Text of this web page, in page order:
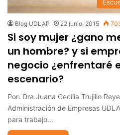
Blog UDLAP 22 junio, 2015
Si soy mujer ¿gano
un hombre? y si
negocio ¿enfrentaré
escenario?
Por: Dra.Juana Cecilia Trujillo
Administración de Empresas
para trabajo…